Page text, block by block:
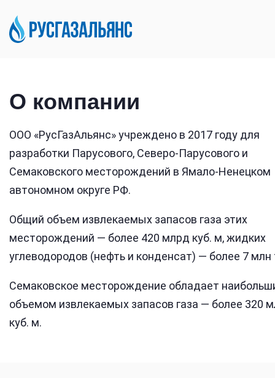
О компании
ООО «РуcГазАльянс» учреждено в 2017 году для
разработки Парусового, Северо-Парусового и
Семаковского месторождений в Ямало-Ненецком
автономном округе РФ.
Общий объем извлекаемых запасов газа этих
месторождений — более 420 млрд куб. м, жидких
углеводородов (нефть и конденсат) — более 7 млн
Семаковское месторождение обладает
объемом извлекаемых запасов газа — более 320
куб. м.